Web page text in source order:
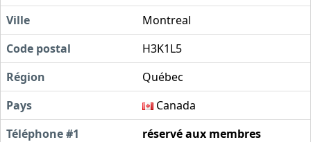
Ville
Montreal
Code postal
H3K1L5
Région
Québec
Pays
Canada
Téléphone #1
réservé aux membres